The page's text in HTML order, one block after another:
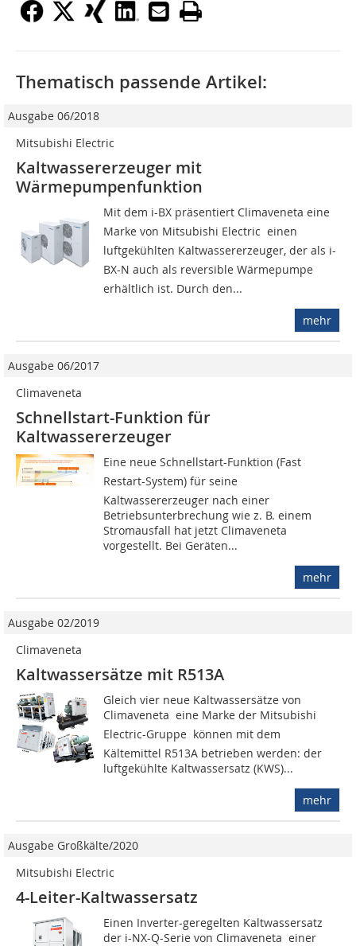
Thematisch passende Artikel:
Ausgabe 06/2018
Mitsubishi Electric
Kaltwassererzeuger mit
Wärmepumpenfunktion
Mit dem i-BX präsentiert Climaveneta eine
Marke von Mitsubishi Electric  einen
luftgekühlten Kaltwassererzeuger, der als i-
BX-N auch als reversible Wärmepumpe
erhältlich ist. Durch den...
mehr
Ausgabe 06/2017
Climaveneta
Schnellstart-Funktion für
Kaltwassererzeuger
Eine neue Schnellstart-Funktion (Fast
Restart-System) für seine
Kaltwassererzeuger nach einer
Betriebsunterbrechung wie z. B. einem
Stromausfall hat jetzt Climaveneta
vorgestellt. Bei Geräten...
mehr
Ausgabe 02/2019
Climaveneta
Kaltwassersätze mit R513A
Gleich vier neue Kaltwassersätze von
Climaveneta  eine Marke der Mitsubishi
Electric-Gruppe  können mit dem
Kältemittel R513A betrieben werden: der
luftgekühlte Kaltwassersatz (KWS)...
mehr
Ausgabe Großkälte/2020
Mitsubishi Electric
4-Leiter-Kaltwassersatz
Einen Inverter-geregelten Kaltwassersatz
der i-NX-Q-Serie von Climaveneta  einer